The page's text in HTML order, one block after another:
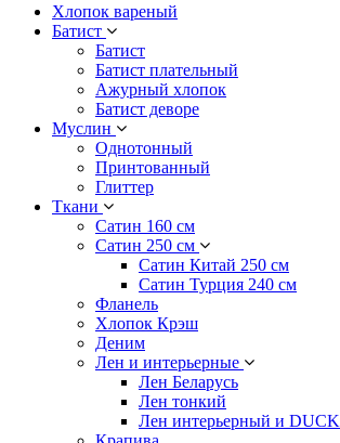
Хлопок вареный
Батист
Батист
Батист плательный
Ажурный хлопок
Батист деворе
Муслин
Однотонный
Принтованный
Глиттер
Ткани
Сатин 160 см
Сатин 250 см
Сатин Китай 250 см
Сатин Турция 240 см
Фланель
Хлопок Крэш
Деним
Лен и интерьерные
Лен Беларусь
Лен тонкий
Лен интерьерный и DUCK